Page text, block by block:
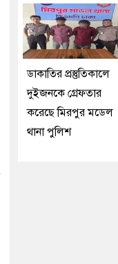
ডাকাতির প্রস্তুতিকালে
দুইজনকে গ্রেফতার
করেছে মিরপুর মডেল
থানা পুলিশ